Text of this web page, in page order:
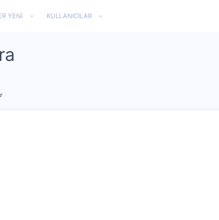
YENI KULLANICILAR